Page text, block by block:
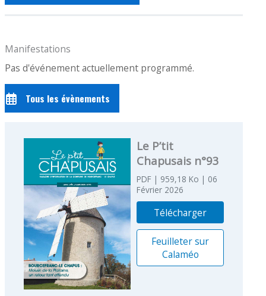
Manifestations
Pas d'événement actuellement programmé.
Tous les évènements
Le P’tit
Chapusais n°93
PDF| 959,18 Ko | 06
Février 2026
Télécharger
Feuilleter sur
Calaméo